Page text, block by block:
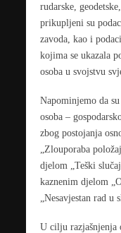
rudarske,
prikupljeni su
zavoda, kao i
kojima se ukazala
osoba u svojstvu
Napominjemo da
osoba –
zbog postojanja
„Zlouporaba
djelom „Teški
kaznenim djelom
„Nesavjestan rad
U cilju razjašnjenja